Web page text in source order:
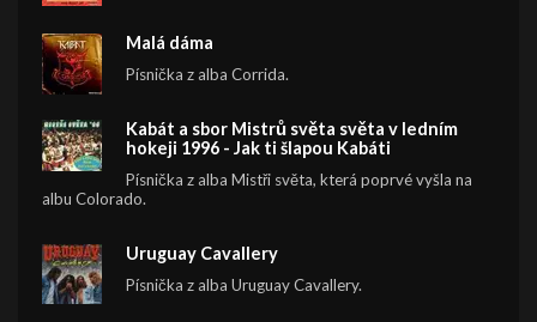
Malá dáma
Písnička z alba Corrida.
Kabát a sbor Mistrů světa světa v ledním
hokeji 1996 - Jak ti šlapou Kabáti
Písnička z alba Mistři světa, která poprvé vyšla na
albu Colorado.
Uruguay Cavallery
Písnička z alba Uruguay Cavallery.